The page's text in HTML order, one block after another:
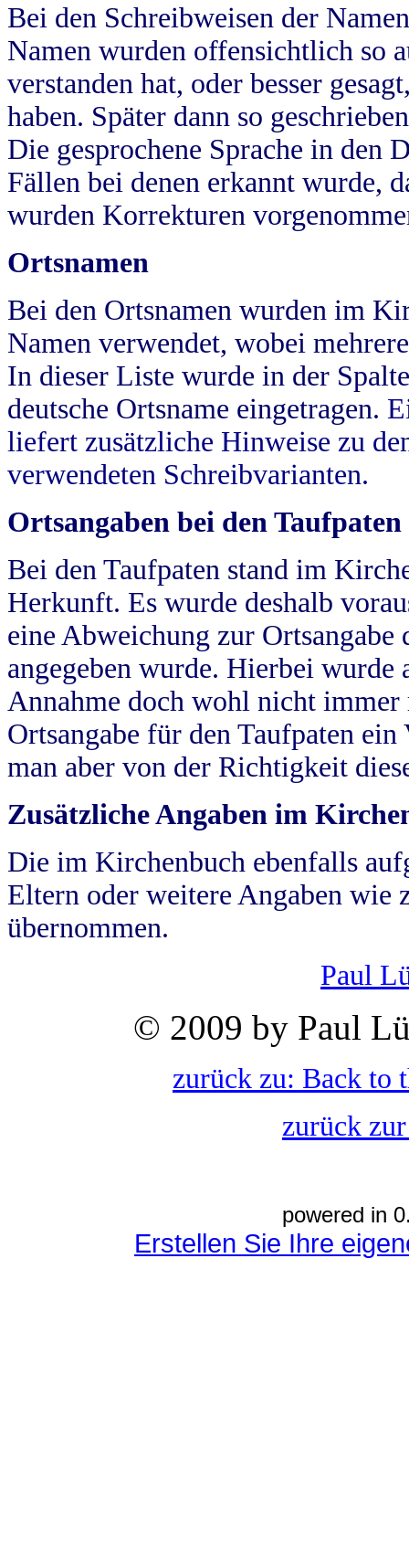
Bei den Schreibweisen der
Namen wurden offensichtlich so
verstanden hat, oder besser
haben. Später dann so
Die gesprochene Sprache in
Fällen bei denen erkannt wurde,
wurden Korrekturen
Ortsnamen
Bei den Ortsnamen wurden im
Namen verwendet, wobei
In dieser Liste wurde in der
deutsche Ortsname eingetragen.
liefert zusätzliche Hinweise zu
verwendeten Schreibvarianten.
Ortsangaben bei den Taufpaten
Bei den Taufpaten stand im
Herkunft. Es wurde deshalb
eine Abweichung zur
angegeben wurde. Hierbei wurde
Annahme doch wohl nicht
Ortsangabe für den Taufpaten
man aber von der Richtigkeit
Zusätzliche Angaben im
Die im Kirchenbuch ebenfalls
Eltern oder weitere Angaben wie
übernommen.
Paul
© 2009 by Paul
zurück zu: Back to
zurück
powered in
Erstellen Sie Ihre